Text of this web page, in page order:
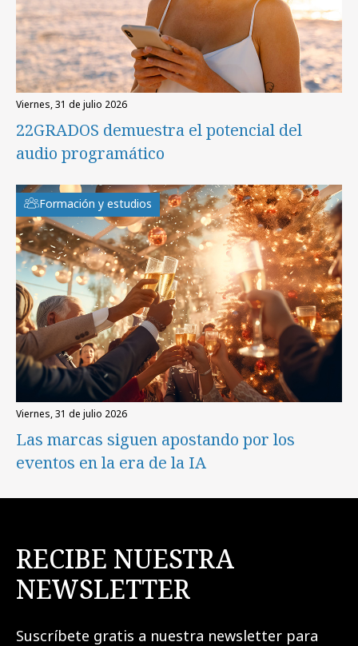
viernes, 31 de julio 2026
22GRADOS demuestra el potencial del
audio programático
Formación y estudios
viernes, 31 de julio 2026
Las marcas siguen apostando por los
eventos en la era de la IA
RECIBE NUESTRA
NEWSLETTER
Suscríbete gratis a nuestra newsletter para